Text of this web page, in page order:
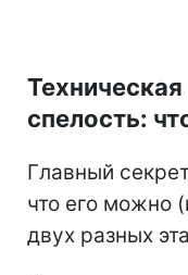
спелость:
Главный
что его можно
двух разных